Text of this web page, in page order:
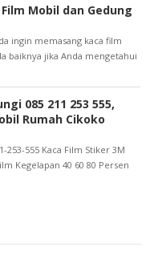
Mobil dan Gedung
ingin memasang kaca film
baiknya jika Anda mengetahui
085 211 253 555,
Rumah Cikoko
253-555 Kaca Film Stiker 3M
Kegelapan 40 60 80 Persen